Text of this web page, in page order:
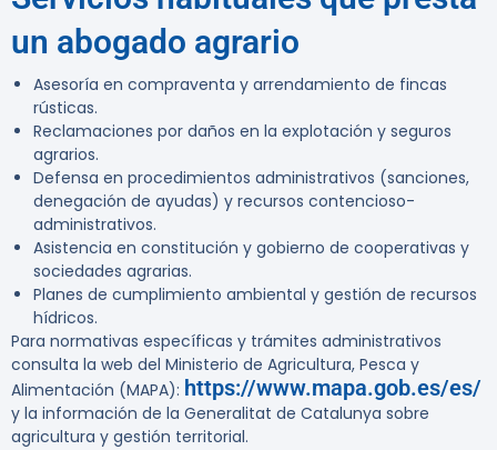
un abogado agrario
Asesoría en compraventa y arrendamiento de fincas
rústicas.
Reclamaciones por daños en la explotación y seguros
agrarios.
Defensa en procedimientos administrativos (sanciones,
denegación de ayudas) y recursos contencioso-
administrativos.
Asistencia en constitución y gobierno de cooperativas y
sociedades agrarias.
Planes de cumplimiento ambiental y gestión de recursos
hídricos.
Para normativas específicas y trámites administrativos
consulta la web del Ministerio de Agricultura, Pesca y
Alimentación (MAPA): https://www.mapa.gob.es/es/
y la información de la Generalitat de Catalunya sobre
agricultura y gestión territorial.